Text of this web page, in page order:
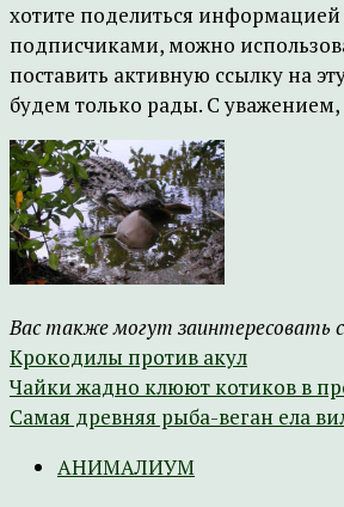
хотите поделиться
подписчиками, можно
поставить активную ссылку на
будем только рады. С
Вас также могут заинтересовать
Крокодилы против акул
Чайки жадно клюют котиков в
Самая древняя рыба-веган ела
АНИМАЛИУМ